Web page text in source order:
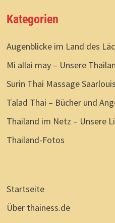
15
TAGE
BLEIBEN
DÜRFEN.
Kategorien
Augenblicke im Land des
Mi allai may – Unsere
Surin Thai Massage Saarlouis
Talad Thai – Bücher und
Thailand im Netz – Unsere
Thailand-Fotos
Startseite
Über thainess.de